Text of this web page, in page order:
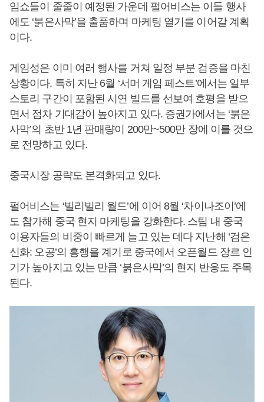
임쇼들이 줄줄이 예정된 가운데 펄어비스는 이들 행사
에도 ‘붉은사막’을 출품하며 마케팅 열기를 이어갈 계획
이다.
게임성은 이미 여러 행사를 거쳐 일정 부분 검증을 마친
상황이다. 특히 지난 6월 ‘서머 게임 페스트’에서는 일부
스토리 구간이 포함된 시연 빌드를 선보여 호평을 받으
면서 점차 기대감이 높아지고 있다. 증권가에서는 ‘붉은
사막’의 초반 1년 판매량이 200만~500만 장에 이를 것으
로 전망하고 있다.
중국시장 공략도 본격화되고 있다.
펄어비스는 ‘빌리빌리 월드’에 이어 8월 ‘차이나조이’에
도 참가해 중국 현지 마케팅을 강화한다. 스팀 내 중국
이용자들의 비중이 빠르게 늘고 있는 데다 지난해 ‘검은
신화: 오공’의 흥행을 계기로 중국에서 오픈월드 장르 인
기가 높아지고 있는 만큼 ‘붉은사막’의 현지 반응도 주목
된다.